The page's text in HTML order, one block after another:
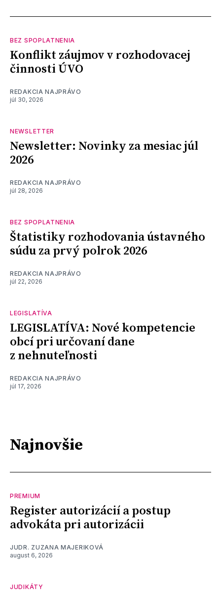
BEZ SPOPLATNENIA
Konflikt záujmov v rozhodovacej
činnosti ÚVO
REDAKCIA NAJPRÁVO
júl 30, 2026
NEWSLETTER
Newsletter: Novinky za mesiac júl
2026
REDAKCIA NAJPRÁVO
júl 28, 2026
BEZ SPOPLATNENIA
Štatistiky rozhodovania ústavného
súdu za prvý polrok 2026
REDAKCIA NAJPRÁVO
júl 22, 2026
LEGISLATÍVA
LEGISLATÍVA: Nové kompetencie
obcí pri určovaní dane
z nehnuteľnosti
REDAKCIA NAJPRÁVO
júl 17, 2026
Najnovšie
PREMIUM
Register autorizácií a postup
advokáta pri autorizácii
JUDR. ZUZANA MAJERIKOVÁ
august 6, 2026
JUDIKÁTY